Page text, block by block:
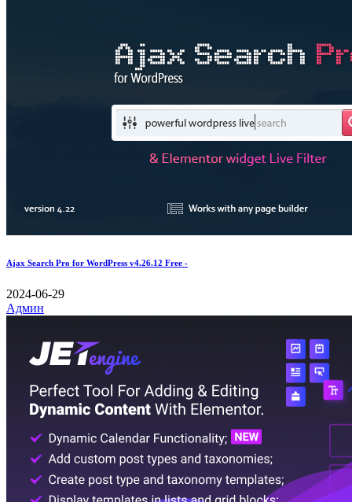
Ajax Search Pro for WordPress v4.26.12 Free -
2024-06-29
Админ